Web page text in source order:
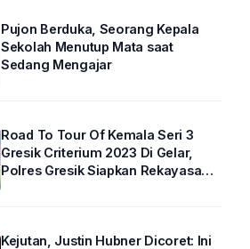
Pujon Berduka, Seorang Kepala
Sekolah Menutup Mata saat
Sedang Mengajar
Road To Tour Of Kemala Seri 3
Gresik Criterium 2023 Di Gelar,
Polres Gresik Siapkan Rekayasa
Kejutan, Justin Hubner Dicoret: Ini